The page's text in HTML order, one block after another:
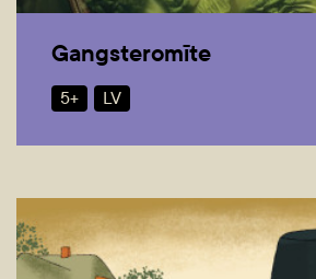
Gangsteromīte
5+ LV